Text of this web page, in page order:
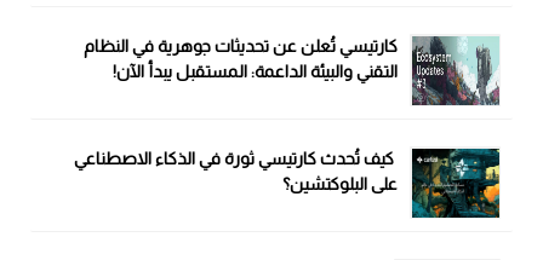
كارتيسي تُعلن عن تحديثات جوهرية في النظام
التقني والبيئة الداعمة: المستقبل يبدأ الآن!
كيف تُحدث كارتيسي ثورة في الذكاء الاصطناعي
على البلوكتشين؟